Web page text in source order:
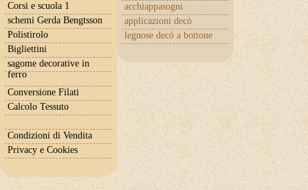
acchiappasogni
applicazioni decò
legnose decò a bottone
Corsi e scuola 1
schemi Gerda Bengtsson
Polistirolo
Bigliettini
sagome decorative in
ferro
Conversione Filati
Calcolo Tessuto
Condizioni di Vendita
Privacy e Cookies